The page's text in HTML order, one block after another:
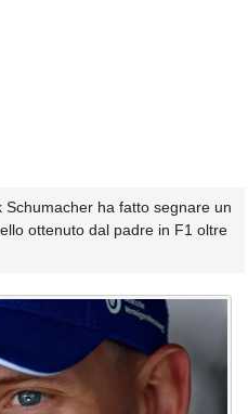
ha fatto segnare un
ottenuto dal padre in F1 oltre